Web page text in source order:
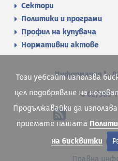
Сектори
Политики и програми
Профил на купувача
Нормативни актове
Информация
02/985
Карта на
Правна
Този уебсайт използва
цел подобряване на
Продължавайки да
приемате нашата
на бисквитки